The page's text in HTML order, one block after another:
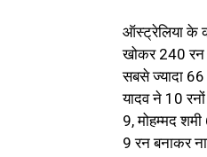
ऑस्ट्रेलिया के
खोकर 240 रन
सबसे ज्यादा
यादव ने 10
9, मोहम्मद
9 रन बनाकर